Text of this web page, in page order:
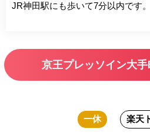
JR神田駅にも歩いて7分以内です。
京王プレッソイン大
一休 楽天